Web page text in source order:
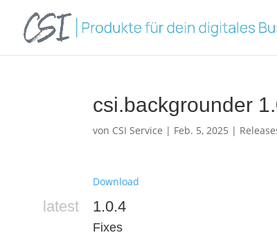
csi.backgrounder
von CSI Service | Feb. 5, 2025 |
Download
latest 1.0.4
Fixes